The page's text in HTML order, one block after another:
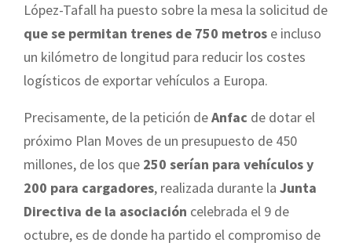
López-Tafall ha puesto sobre la mesa la solicitud de
que se permitan trenes de 750 metros e incluso
un kilómetro de longitud para reducir los costes
logísticos de exportar vehículos a Europa.
Precisamente, de la petición deAnfac de dotar el
próximo Plan Moves de un presupuesto de 450
millones, de los que 250 serían para vehículos y
200 para cargadores, realizada durante la Junta
Directiva de la asociación celebrada el 9 de
octubre, es de donde ha partido el compromiso de